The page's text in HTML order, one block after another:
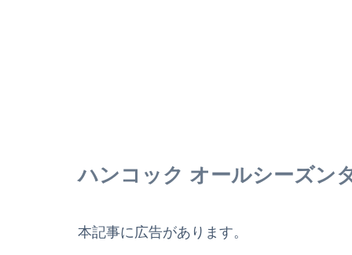
ハンコック オールシーズン
本記事に広告があります。